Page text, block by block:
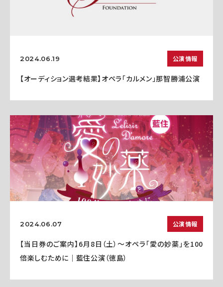
2024.06.19 公演情報
【オーディション選考結果】オペラ「カルメン」那智勝浦公演
2024.06.07 公演情報
【当日券のご案内】6月8日（土）～オペラ「愛の妙薬」を100
倍楽しむために｜藍住公演（徳島）